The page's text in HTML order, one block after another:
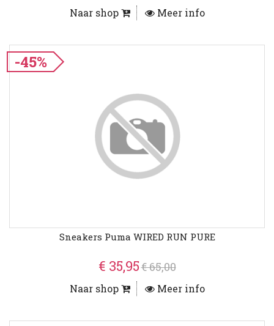
Naar shop Meer info
-45%
Sneakers Puma WIRED RUN PURE
€ 35,95€ 65,00
Naar shop Meer info